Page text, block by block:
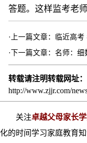
答题。这样监考老
·上一篇文章：
临近高
·下一篇文章： 名师：细
转载请注明转载网址：
http://www.zjjr.com/
关注卓越父母家长
化的时间学习家庭教育